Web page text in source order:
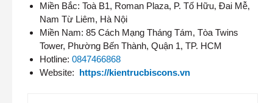
Miền Bắc: Toà B1, Roman Plaza, P. Tố Hữu, Đai Mễ,
Nam Từ Liêm, Hà Nội
Miền Nam: 85 Cách Mạng Tháng Tám, Tòa Twins
Tower, Phường Bến Thành, Quận 1, TP. HCM
Hotline: 0847466868
Website: https://kientrucbiscons.vn